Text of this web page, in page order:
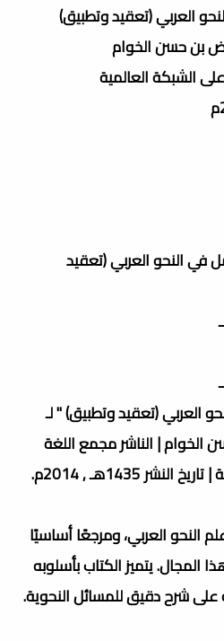
العربي (تعقيد وتطبيق)
بن حسن الخوام
الشبكة العالمية
في النحو العربي (تعقيد
العربي (تعقيد وتطبيق) " لـ
الخوام | الناشر مجمع اللغة
1435هـ , 2014م.
النحو العربي، ومرجعًا أساسيًا
المجال. يتميز الكتاب بأسلوبه
شرح دقيق للمسائل النحوية.